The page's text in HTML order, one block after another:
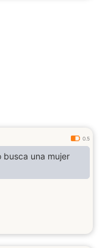
0.5
busca una mujer